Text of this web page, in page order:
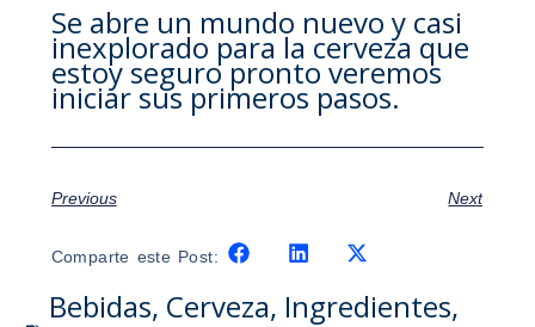
Se abre un mundo nuevo y casi
inexplorado para la cerveza que
estoy seguro pronto veremos
iniciar sus primeros pasos.
Previous Next
Comparte este Post:
Bebidas, Cerveza, Ingredientes,